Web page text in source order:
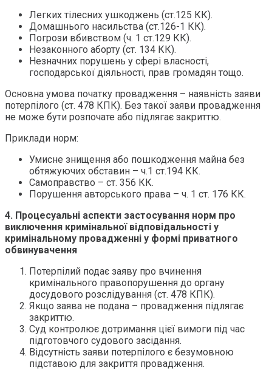
Легких тілесних ушкоджень (ст.125 КК).
Домашнього насильства (ст.126-1 КК).
Погрози вбивством (ч. 1 ст.129 КК).
Незаконного аборту (ст. 134 КК).
Незначних порушень у сфері власності,
господарської діяльності, прав громадян тощо.
Основна умова початку провадження – наявність заяви
потерпілого (ст. 478 КПК). Без такої заяви провадження
не може бути розпочате або підлягає закриттю.
Приклади норм:
Умисне знищення або пошкодження майна без
обтяжуючих обставин – ч.1 ст.194 КК.
Самоправство – ст. 356 КК.
Порушення авторського права – ч. 1 ст. 176 КК.
4. Процесуальні аспекти застосування норм про
виключення кримінальної відповідальності у
кримінальному провадженні у формі приватного
обвинувачення
Потерпілий подає заяву про вчинення
кримінального правопорушення до органу
досудового розслідування (ст. 478 КПК).
Якщо заява не подана – провадження підлягає
закриттю.
Суд контролює дотримання цієї вимоги під час
підготовчого судового засідання.
Відсутність заяви потерпілого є безумовною
підставою для закриття провадження.